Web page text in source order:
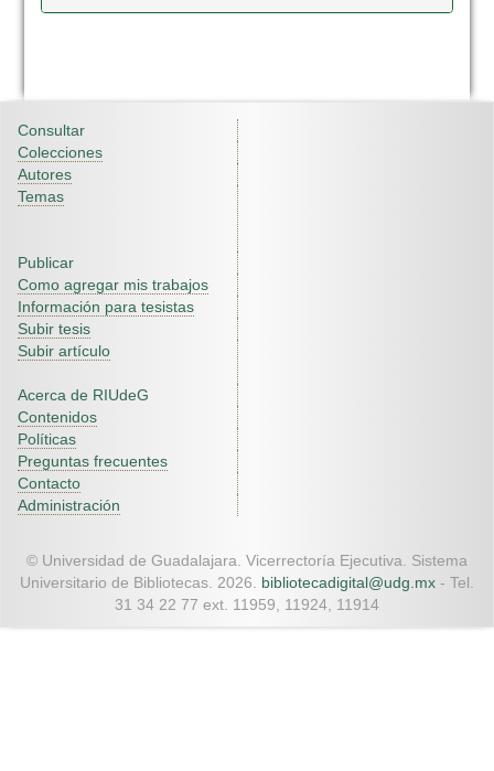
Consultar
Colecciones
Autores
Temas
Publicar
Como agregar mis trabajos
Información para tesistas
Subir tesis
Subir artículo
Acerca de RIUdeG
Contenidos
Políticas
Preguntas frecuentes
Contacto
Administración
© Universidad de Guadalajara. Vicerrectoría Ejecutiva. Sistema
Universitario de Bibliotecas. 2026. bibliotecadigital@udg.mx - Tel.
31 34 22 77 ext. 11959, 11924, 11914